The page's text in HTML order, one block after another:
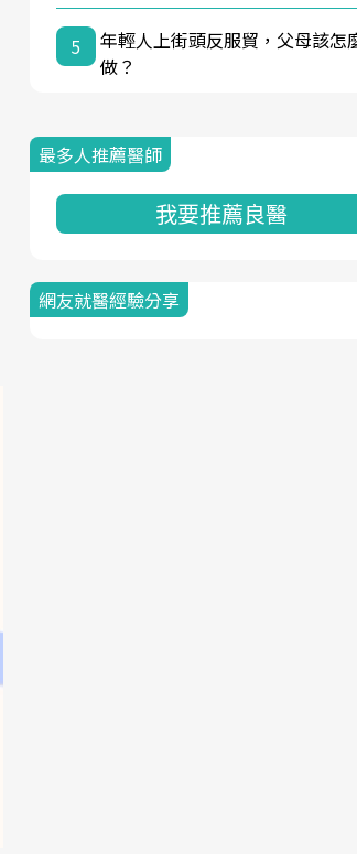
5
年輕人上街頭反服貿，父母該怎
做？
最多人推薦醫師
我要推薦良醫
網友就醫經驗分享